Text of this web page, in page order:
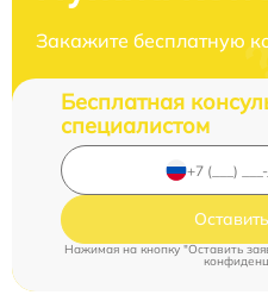
Закажите бесплатную
Бесплатная
специалистом
Нажимая на кнопку "Оставить